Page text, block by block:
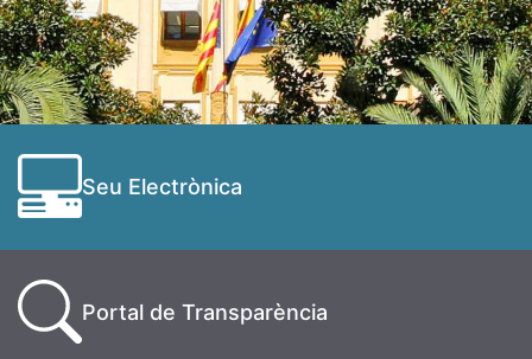
Seu Electrònica
Portal de Transparència